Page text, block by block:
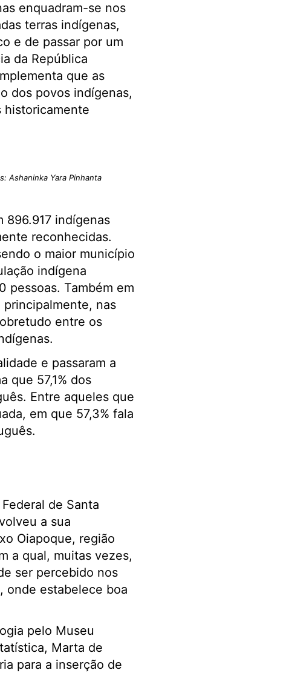
enquadram-se nos
terras indígenas,
e de passar por um
da República
que as
dos povos indígenas,
historicamente
Ashaninka Yara Pinhanta
896.917 indígenas
reconhecidas.
o maior município
indígena
pessoas. Também em
nas
entre os
e passaram a
que 57,1% dos
Entre aqueles que
em que 57,3% fala
de Santa
a sua
Oiapoque, região
a qual, muitas vezes,
ser percebido nos
onde estabelece boa
pelo Museu
Marta de
para a inserção de